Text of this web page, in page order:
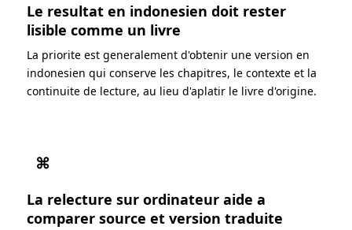
Le resultat en indonesien doit rester
lisible comme un livre
La priorite est generalement d'obtenir une version en
indonesien qui conserve les chapitres, le contexte et la
continuite de lecture, au lieu d'aplatir le livre d'origine.
⌘
La relecture sur ordinateur aide a
comparer source et version traduite